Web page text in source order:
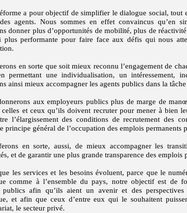
a pour objectif de simplifier le dialogue social, tout
agents. Nous sommes en effet convaincus qu’en
donner plus d’opportunités de mobilité, plus de
plus performante pour faire face aux défis qui nous
en sorte que soit mieux reconnu l’engagement de
permettant une individualisation, un intéressement,
ainsi mieux accompagner les agents publics dans la
aux employeurs publics plus de marge de
et ceux qu’ils doivent recruter pour mener à bien
l’élargissement des conditions de recrutement des
principe général de l’occupation des emplois permanents
en sorte, aussi, de mieux accompagner les
et de garantir une plus grande transparence des emplois
les services et les besoins évoluent, parce que le
comme à l’ensemble du pays, notre objectif est de
publics afin qu’ils aient un avenir et des
et afin que ceux d’entre eux qui le souhaitent
le secteur privé.